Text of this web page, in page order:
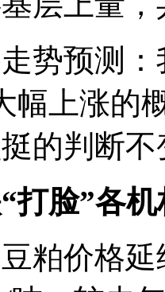
势预测
幅上涨的
的判断
打脸”各
粕价格